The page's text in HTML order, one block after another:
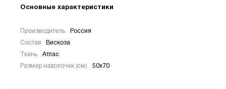
Основные характеристики
Производитель Россия
Состав Вискоза
Ткань Атлас
Размер наволочек (см) 50х70